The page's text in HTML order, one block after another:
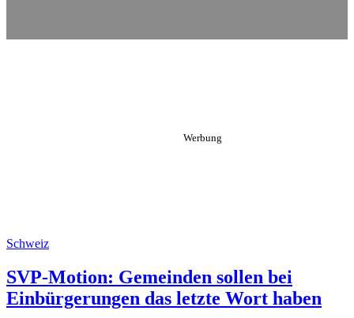
Schweiz
SVP-Motion: Gemeinden sollen bei
Einbürgerungen das letzte Wort haben